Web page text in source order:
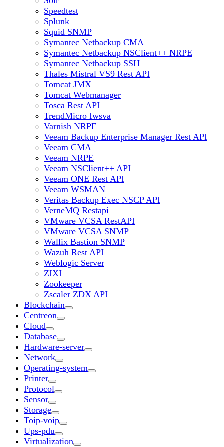
Speedtest
Splunk
Squid SNMP
Symantec Netbackup CMA
Symantec Netbackup NSClient++ NRPE
Symantec Netbackup SSH
Thales Mistral VS9 Rest API
Tomcat JMX
Tomcat Webmanager
Tosca Rest API
TrendMicro Iwsva
Varnish NRPE
Veeam Backup Enterprise Manager Rest API
Veeam CMA
Veeam NRPE
Veeam NSClient++ API
Veeam ONE Rest API
Veeam WSMAN
Veritas Backup Exec NSCP API
VerneMQ Restapi
VMware VCSA RestAPI
VMware VCSA SNMP
Wallix Bastion SNMP
Wazuh Rest API
Weblogic Server
ZIXI
Zookeeper
Zscaler ZDX API
Blockchain
Centreon
Cloud
Database
Hardware-server
Network
Operating-system
Printer
Protocol
Sensor
Storage
Toip-voip
Ups-pdu
Virtualization